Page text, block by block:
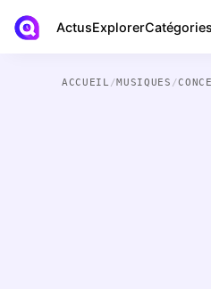
ActusExplorerCatégories
ACCUEIL /MUSIQUES /